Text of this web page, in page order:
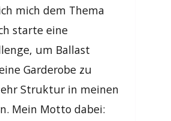
mich dem Thema
starte eine
um Ballast
Garderobe zu
Struktur in meinen
Mein Motto dabei: